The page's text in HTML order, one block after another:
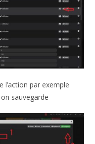
l’action par exemple
sauvegarde